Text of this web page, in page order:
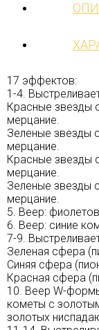
17 эффектов:
1-4.
Красные звезды
мерцание.
Зеленые звезды
мерцание.
Красные звезды
мерцание.
Зеленые звезды
мерцание.
5. Веер:
6. Веер: синие
7-9.
Зеленая сфера
Синяя сфера
Красная сфера
10. Веер W-
кометы с
золотых